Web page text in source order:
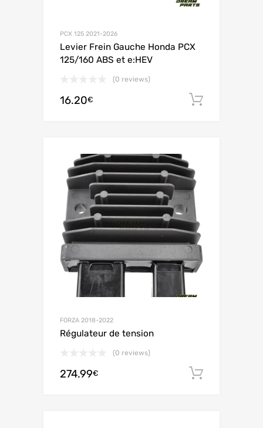
PCX 125 2021-2026
Levier Frein Gauche Honda PCX
125/160 ABS et e:HEV
(0 reviews)
16.20€
FORZA 2018-2022
Régulateur de tension
(0 reviews)
274.99€